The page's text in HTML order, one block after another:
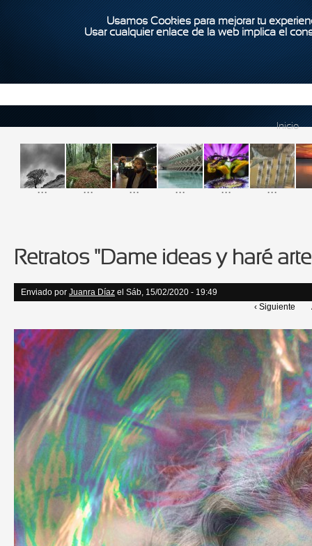
Usamos Cookies para mejorar tu
Usar cualquier enlace de la web implica el
Inicio
... ... ... ... ... ...
Retratos "Dame ideas y haré
Enviado por Juanra Díaz el Sáb, 15/02/2020 - 19:49
‹ Siguiente